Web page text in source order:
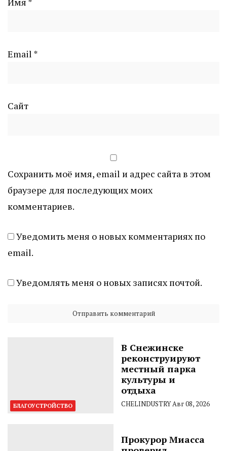
Email *
Сайт
Сохранить моё имя, email и адрес сайта в этом
браузере для последующих моих
комментариев.
Уведомить меня о новых комментариях по
email.
Уведомлять меня о новых записях почтой.
БЛАГОУСТРОЙСТВО
В Снежинске
реконструируют
местный парка
культуры и
отдыха
CHELINDUSTRYАвг 08, 2026
Прокурор Миасса